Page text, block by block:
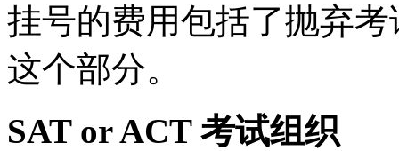
挂号的费用包括了抛弃
这个部分。
SAT or ACT 考试组织